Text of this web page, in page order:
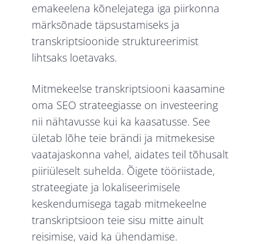
emakeelena kõnelejatega iga piirkonna
märksõnade täpsustamiseks ja
transkriptsioonide struktureerimist
lihtsaks loetavaks.
Mitmekeelse transkriptsiooni kaasamine
oma SEO strateegiasse on investeering
nii nähtavusse kui ka kaasatusse. See
ületab lõhe teie brändi ja mitmekesise
vaatajaskonna vahel, aidates teil tõhusalt
piiriüleselt suhelda. Õigete tööriistade,
strateegiate ja lokaliseerimisele
keskendumisega tagab mitmekeelne
transkriptsioon teie sisu mitte ainult
reisimise, vaid ka ühendamise.